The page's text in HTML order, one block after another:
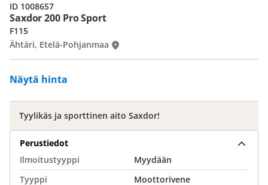
Saxdor 200 Pro Sport
Näytä hinta
F115
Ähtäri, Etelä-Pohjanmaa
ID 1008657
Tyylikäs ja sporttinen aito Saxdor!
Perustiedot
Ilmoitustyyppi
Myydään
Tyyppi
Moottorivene